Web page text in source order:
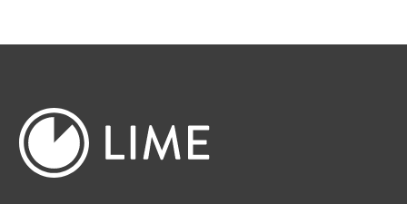
max.ru/channel_limecreditgroup
Наш канал в МАХ
t.me/lime_investment